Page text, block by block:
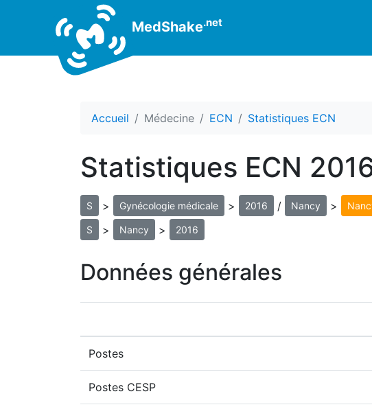
MedShake.net
Accueil Médecine ECN Statistiques ECN
Statistiques ECN
S > Gynécologie médicale > 2016 / Nancy >
S > Nancy > 2016
Données générales
Postes
Postes CESP